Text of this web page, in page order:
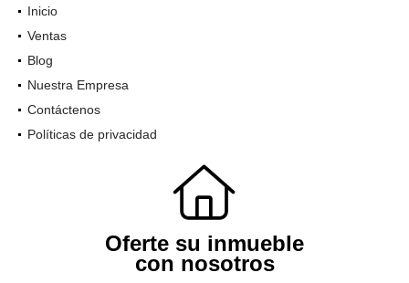
Inicio
Ventas
Blog
Nuestra Empresa
Contáctenos
Políticas de privacidad
Oferte su inmueble
con nosotros